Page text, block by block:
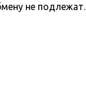
не подлежат.